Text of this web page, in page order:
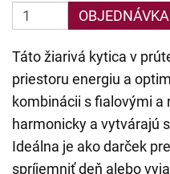
OBJEDNÁVKA
Táto žiarivá kytica v
priestoru energiu a
kombinácii s fialovými
harmonicky a vytvárajú
Ideálna je ako darček
spríjemniť deň alebo